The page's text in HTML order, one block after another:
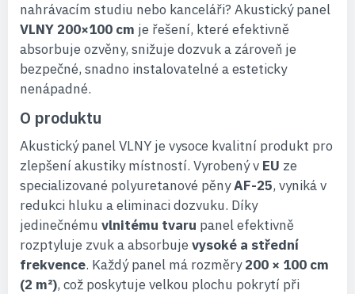
nahrávacím studiu nebo kanceláři? Akustický panel
VLNY 200×100 cm je řešení, které efektivně
absorbuje ozvěny, snižuje dozvuk a zároveň je
bezpečné, snadno instalovatelné a esteticky
nenápadné.
O produktu
Akustický panel VLNY je vysoce kvalitní produkt pro
zlepšení akustiky místností. Vyrobený v EU ze
specializované polyuretanové pěnyAF-25, vyniká v
redukci hluku a eliminaci dozvuku. Díky
jedinečnému vlnitému tvaru panel efektivně
rozptyluje zvuk a absorbujevysoké a střední
frekvence. Každý panel má rozměry200 × 100 cm
(2 m²), což poskytuje velkou plochu pokrytí při